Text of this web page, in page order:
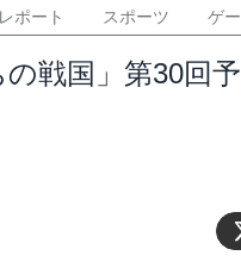
レポート スポーツ ゲ
戦国」第30回